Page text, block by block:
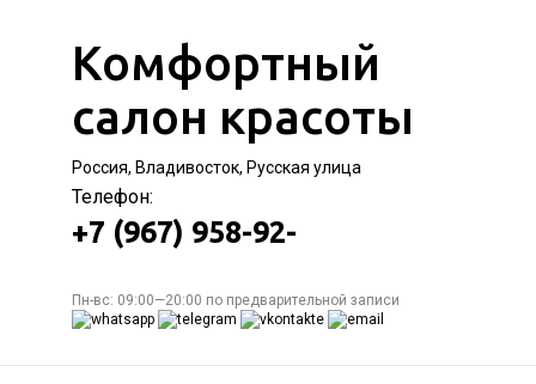
Комфортный
салон красоты
Россия, Владивосток, Русская улица
Телефон:
+7 (967) 958-92-
Пн-вс: 09:00—20:00 по предварительной записи